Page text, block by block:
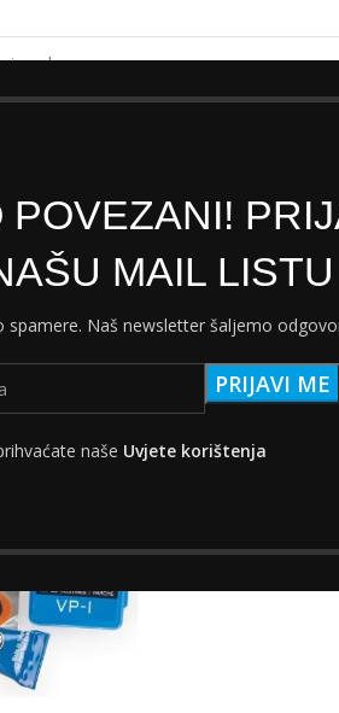
POVEZANI!
MAIL LISTU
spamere. Naš newsletter šaljemo
naše Uvjete korištenja